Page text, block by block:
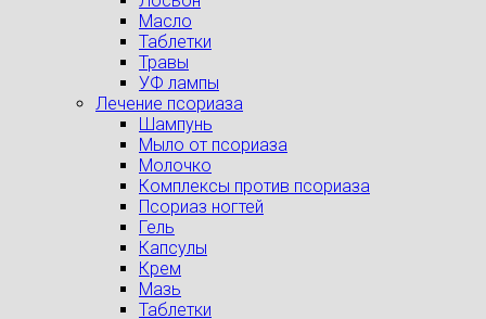
Масло
Таблетки
Травы
УФ лампы
Лечение псориаза
Шампунь
Мыло от псориаза
Молочко
Комплексы против псориаза
Псориаз ногтей
Гель
Капсулы
Крем
Мазь
Таблетки